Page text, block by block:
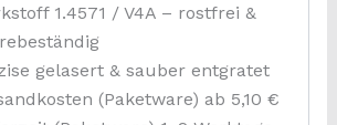
1.4571 / V4A – rostfrei &
gelasert & sauber entgratet
(Paketware) ab 5,10 €